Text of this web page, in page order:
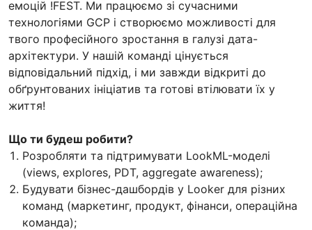
емоцій !FEST. Ми працюємо зі сучасними
технологіями GCP і створюємо можливості для
твого професійного зростання в галузі дата-
архітектури. У нашій команді цінується
відповідальний підхід, і ми завжди відкриті до
обґрунтованих ініціатив та готові втілювати їх у
життя!
Що ти будеш робити?
Розробляти та підтримувати LookML-моделі
(views, explores, PDT, aggregate awareness);
Будувати бізнес-дашбордів у Looker для різних
команд (маркетинг, продукт, фінанси, операційна
команда);